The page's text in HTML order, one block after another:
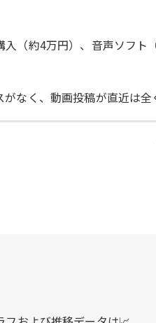
（約4万円）、音声ソフ
なく、動画投稿が直近は